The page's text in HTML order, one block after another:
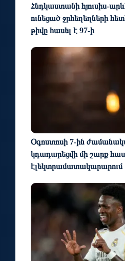
Հնդկաստանի հյուսիս-
ունեցած ջրհեղեղների
թիվը հասել է 97-ի
Օգոստոսի 7-ին
կդադարեցվի մի շարք
էլեկտրամատակարարում